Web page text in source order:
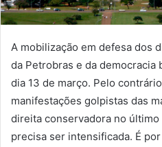
A mobilização em defesa dos
da Petrobras e da democracia
dia 13 de março. Pelo
manifestações golpistas das
direita conservadora no último
precisa ser intensificada. É